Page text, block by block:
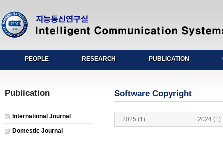
PEOPLE RESEARCH PUBLICATION
Publication
International Journal
Domestic Journal
Software Copyright
2025 (1) 2024 (1)